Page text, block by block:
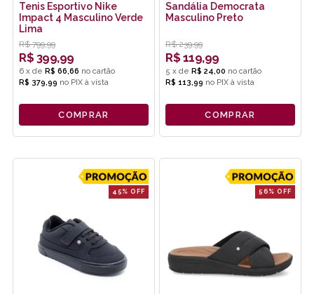
Tenis Esportivo Nike
Impact 4 Masculino Verde
Lima
R$ 799,99
R$ 399,99
6 x de R$ 66,66
R$ 379,99 no PIX
COMPRAR
Sandália Democrata
Masculino Preto
R$ 239,99
R$ 119,99
5 x de R$ 24,00
R$ 113,99 no PIX
COMPRAR
45% OFF 56% OFF